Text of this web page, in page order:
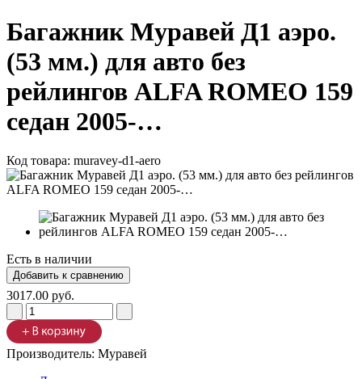
Багажник Муравей Д1 аэро.
(53 мм.) для авто без
рейлингов ALFA ROMEO 159
седан 2005-…
Код товара: muravey-d1-aero
Есть в наличии
3017.00 руб.
Производитель: Муравей